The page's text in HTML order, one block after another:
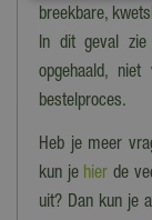
breekbare,
In dit geval
opgehaald,
bestelproces.
Heb je meer
kun je hier de
uit? Dan kun je